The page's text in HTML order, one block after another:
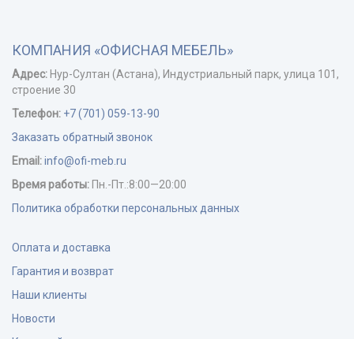
КОМПАНИЯ «ОФИСНАЯ МЕБЕЛЬ»
Адрес: Нур-Cултан (Астана), Индустриальный парк, улица 101,
строение 30
Телефон: +7 (701) 059-13-90
Заказать обратный звонок
Email:info@ofi-meb.ru
Время работы: Пн.-Пт.:8:00—20:00
Политика обработки персональных данных
Оплата и доставка
Гарантия и возврат
Наши клиенты
Новости